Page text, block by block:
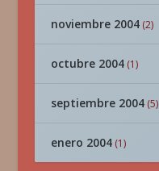
noviembre 2004(2)
octubre 2004(1)
septiembre 2004(5)
enero 2004(1)